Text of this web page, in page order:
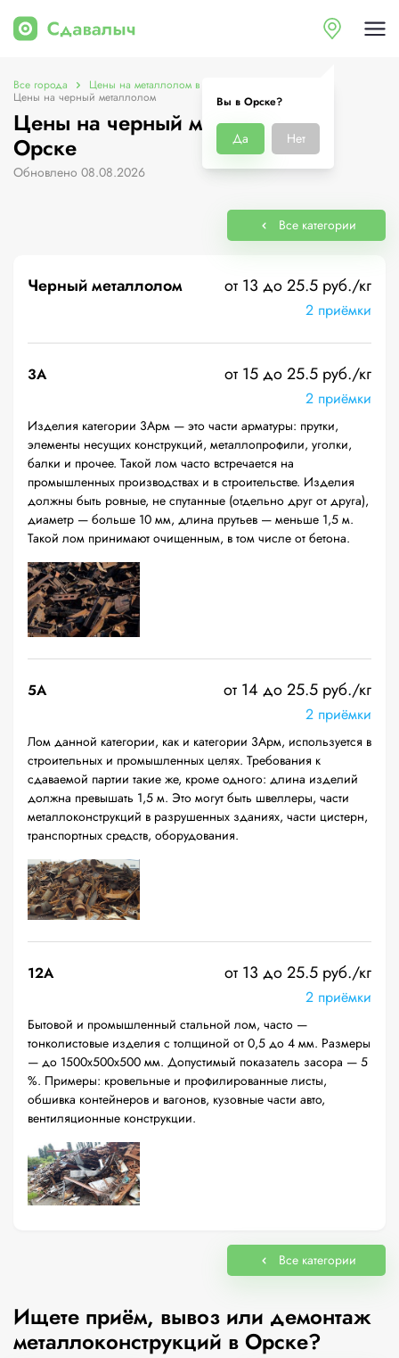
Вы в Орске?
Да Нет
Все города Цены на металлолом в Орске
Цены на черный металлолом
Цены на черный металлолом в
Орске
Обновлено 08.08.2026
Все категории
Черный металлолом от 13 до 25.5 руб./кг
2 приёмки
3А от 15 до 25.5 руб./кг
2 приёмки
Изделия категории 3Арм — это части арматуры: прутки,
элементы несущих конструкций, металлопрофили, уголки,
балки и прочее. Такой лом часто встречается на
промышленных производствах и в строительстве. Изделия
должны быть ровные, не спутанные (отдельно друг от друга),
диаметр — больше 10 мм, длина прутьев — меньше 1,5 м.
Такой лом принимают очищенным, в том числе от бетона.
5А от 14 до 25.5 руб./кг
2 приёмки
Лом данной категории, как и категории 3Арм, используется в
строительных и промышленных целях. Требования к
сдаваемой партии такие же, кроме одного: длина изделий
должна превышать 1,5 м. Это могут быть швеллеры, части
металлоконструкций в разрушенных зданиях, части цистерн,
транспортных средств, оборудования.
12A от 13 до 25.5 руб./кг
2 приёмки
Бытовой и промышленный стальной лом, часто —
тонколистовые изделия с толщиной от 0,5 до 4 мм. Размеры
— до 1500х500х500 мм. Допустимый показатель засора — 5
%. Примеры: кровельные и профилированные листы,
обшивка контейнеров и вагонов, кузовные части авто,
вентиляционные конструкции.
Все категории
Ищете приём, вывоз или демонтаж
металлоконструкций в Орске?